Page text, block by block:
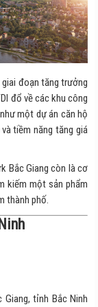
đoạn tăng trưởng
đổ về các khu công
một dự án căn hộ
tiềm năng tăng giá
Bắc Giang còn là cơ
kiếm một sản phẩm
thành phố.
Giang, tỉnh Bắc Ninh